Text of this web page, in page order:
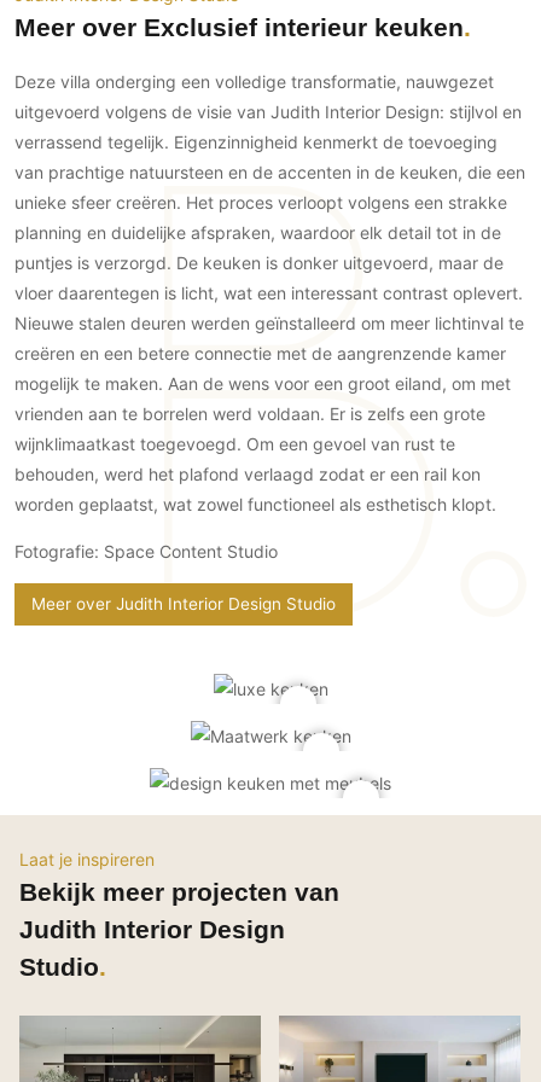
Keukenaccessoires
Ramen en deuren
Binnendeuren
Aluminium deuren
Houten deuren
Stalen deuren
Systeemwanden
Deurbeslag
Raambeslag
Meubelbeslag
Vloer
Vloeren
PVC vloeren
Gietvloeren
Natuursteen en keramiek vloeren
Behang / Wandtextiel
Natuursteen en keramiek
Leer
Schilderwerk
Stucwerk
Spuitwerk
Gevelbekleding
Gevelstenen
Houten gevelbekleding
Stucwerk
Schilderwerk buiten
Zonwering
Horeca
Kantoor
Meer over Exclusief interieur keuken
Deze villa onderging een volledige transformatie, nauwgezet
uitgevoerd volgens de visie van Judith Interior Design: stijlvol en
verrassend tegelijk. Eigenzinnigheid kenmerkt de toevoeging
van prachtige natuursteen en de accenten in de keuken, die een
unieke sfeer creëren. Het proces verloopt volgens een strakke
planning en duidelijke afspraken, waardoor elk detail tot in de
puntjes is verzorgd. De keuken is donker uitgevoerd, maar de
vloer daarentegen is licht, wat een interessant contrast oplevert.
Nieuwe stalen deuren werden geïnstalleerd om meer lichtinval te
creëren en een betere connectie met de aangrenzende kamer
mogelijk te maken. Aan de wens voor een groot eiland, om met
vrienden aan te borrelen werd voldaan. Er is zelfs een grote
wijnklimaatkast toegevoegd. Om een gevoel van rust te
behouden, werd het plafond verlaagd zodat er een rail kon
worden geplaatst, wat zowel functioneel als esthetisch klopt.
Fotografie: Space Content Studio
Meer over Judith Interior Design Studio
Laat je inspireren
Bekijk meer projecten van
Judith Interior Design
Studio